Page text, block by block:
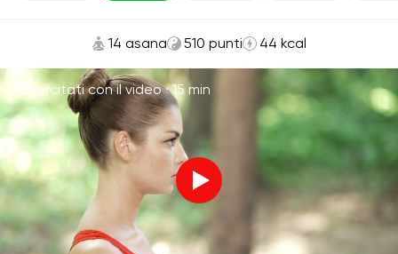
14 asana 510 punti 44 kcal
Esercitati con il video ·15 min